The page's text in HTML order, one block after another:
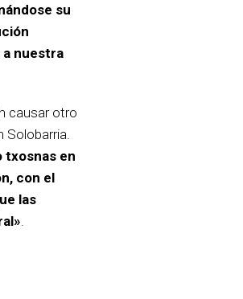
su
a nuestra
causar otro
txosnas en
con el
las